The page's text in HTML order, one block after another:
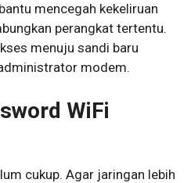
mencegah kekeliruan
perangkat tertentu.
menuju sandi baru
modem.
WiFi
cukup. Agar jaringan lebih